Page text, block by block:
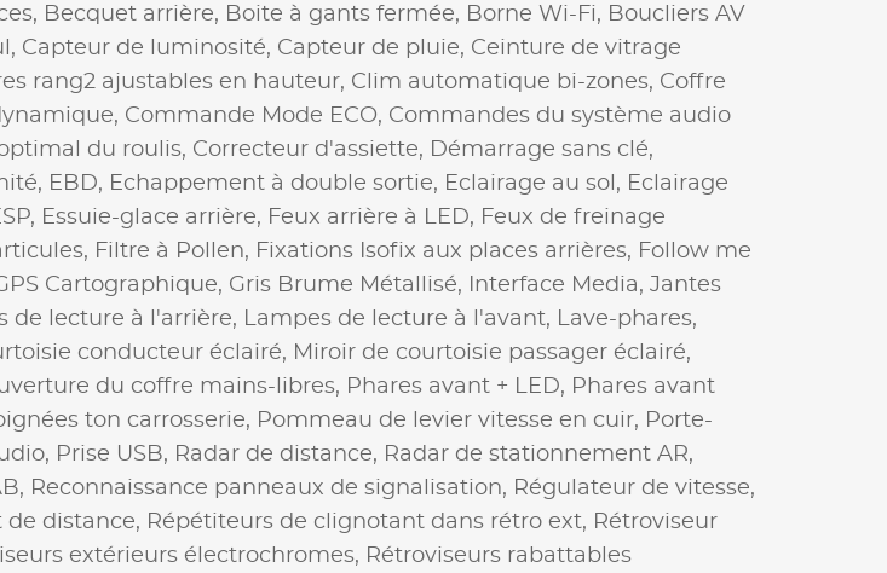
Becquet arrière, Boite à gants fermée, Borne Wi-Fi, Boucliers AV
Capteur de luminosité, Capteur de pluie, Ceinture de vitrage
rang2 ajustables en hauteur, Clim automatique bi-zones, Coffre
Commande Mode ECO, Commandes du système audio
du roulis, Correcteur d'assiette, Démarrage sans clé,
EBD, Echappement à double sortie, Eclairage au sol, Eclairage
Essuie-glace arrière, Feux arrière à LED, Feux de freinage
Filtre à Pollen, Fixations Isofix aux places arrières, Follow me
Cartographique, Gris Brume Métallisé, Interface Media, Jantes
de lecture à l'arrière, Lampes de lecture à l'avant, Lave-phares,
conducteur éclairé, Miroir de courtoisie passager éclairé,
du coffre mains-libres, Phares avant + LED, Phares avant
ton carrosserie, Pommeau de levier vitesse en cuir, Porte-
Prise USB, Radar de distance, Radar de stationnement AR,
Reconnaissance panneaux de signalisation, Régulateur de vitesse,
de distance, Répétiteurs de clignotant dans rétro ext, Rétroviseur
extérieurs électrochromes, Rétroviseurs rabattables